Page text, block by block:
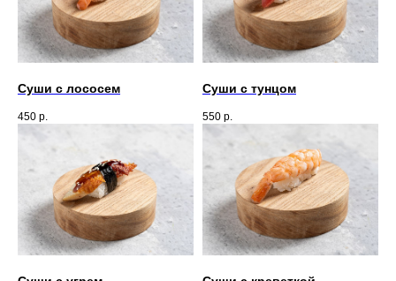
Суши с лососем
450 р.
Суши с тунцом
550 р.